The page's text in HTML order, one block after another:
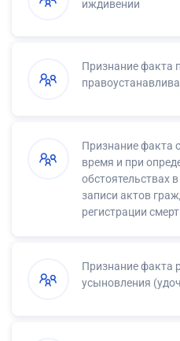
иждивении
Признание факта
Признание факта
время и при
обстоятельствах
записи актов
регистрации
Признание факта
усыновления